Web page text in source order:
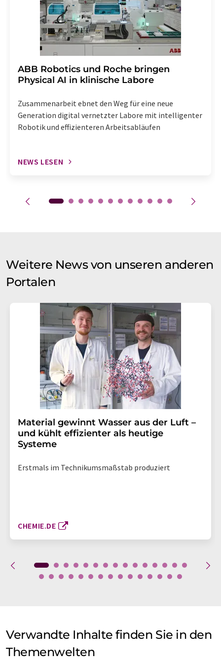
​​​​​​​ABB Robotics und Roche bringen
Physical AI in klinische Labore
Zusammenarbeit ebnet den Weg für eine neue
Generation digital vernetzter Labore mit intelligenter
Robotik und effizienteren Arbeitsabläufen
NEWS LESEN
Weitere News von unseren anderen
Portalen
Material gewinnt Wasser aus der Luft –
und kühlt effizienter als heutige
Systeme
Erstmals im Technikumsmaßstab produziert
CHEMIE.DE
Verwandte Inhalte finden Sie in den
Themenwelten